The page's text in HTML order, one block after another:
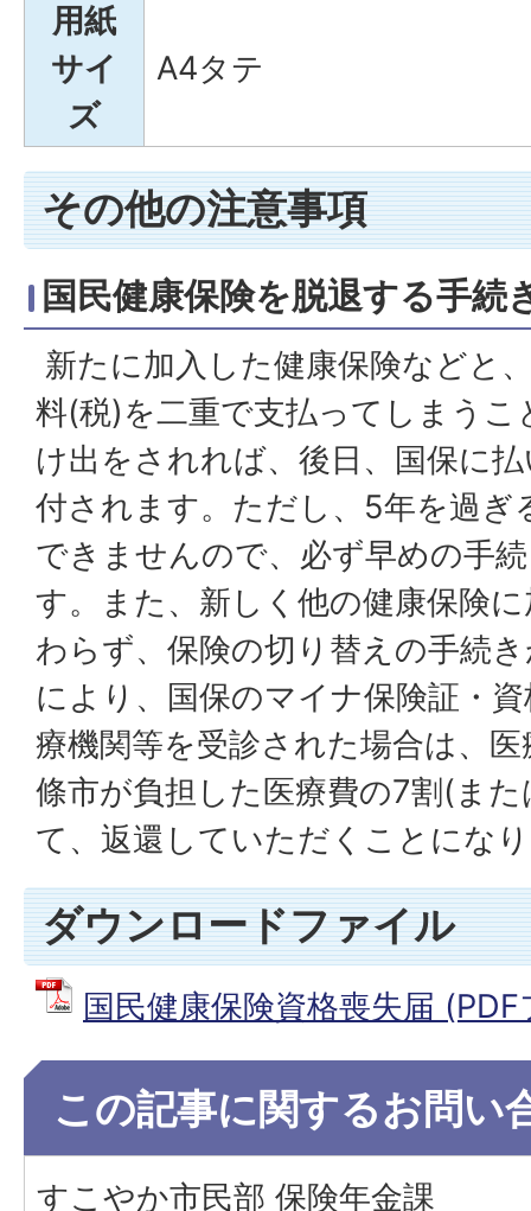
用紙
サイ
ズ
A4タテ
その他の注意事項
国民健康保険を脱退する手続
新たに加入した健康保険などと
料(税)を二重で支払ってしまう
け出をされれば、後日、国保に
付されます。ただし、5年を過ぎ
できませんので、必ず早めの手
す。また、新しく他の健康保険
わらず、保険の切り替えの手続
により、国保のマイナ保険証・
療機関等を受診された場合は、
條市が負担した医療費の7割(ま
て、返還していただくことにな
ダウンロードファイル
国民健康保険資格喪失届
この記事に関するお問い
すこやか市民部 保険年金課